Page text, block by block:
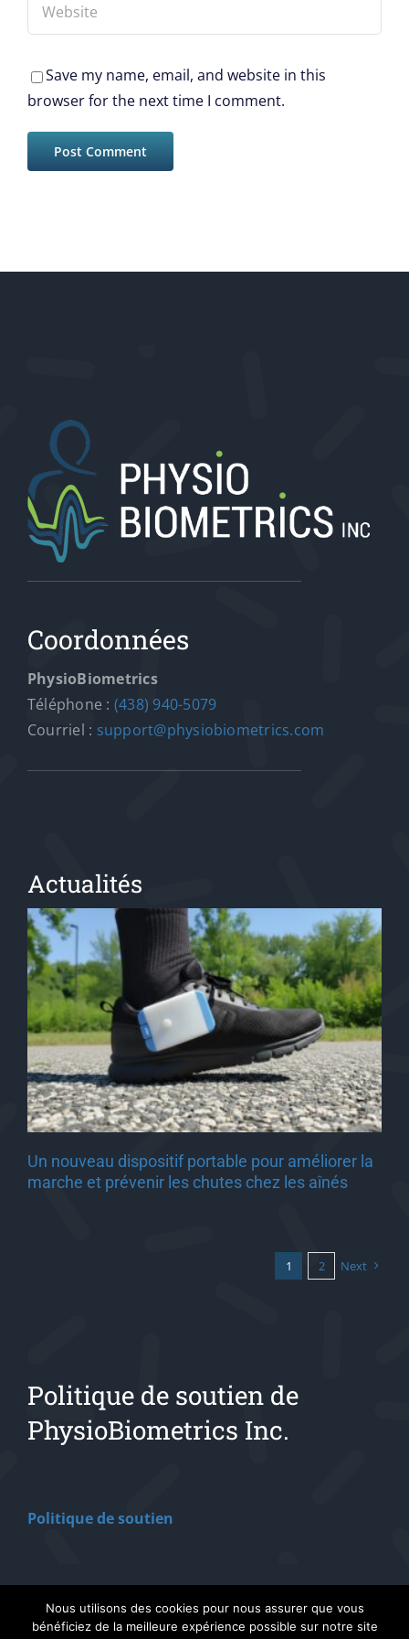
Save my name, email, and website in this
browser for the next time I comment.
Coordonnées
PhysioBiometrics
Téléphone : (438) 940-5079
Courriel : support@physiobiometrics.com
Actualités
Un nouveau dispositif portable pour améliorer la
marche et prévenir les chutes chez les aînés
1 2 Next
Politique de soutien de
PhysioBiometrics Inc.
Politique de soutien
Nous utilisons des cookies pour nous assurer que vous
bénéficiez de la meilleure expérience possible sur notre site